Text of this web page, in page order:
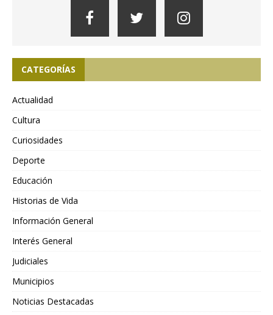
CATEGORÍAS
Actualidad
Cultura
Curiosidades
Deporte
Educación
Historias de Vida
Información General
Interés General
Judiciales
Municipios
Noticias Destacadas